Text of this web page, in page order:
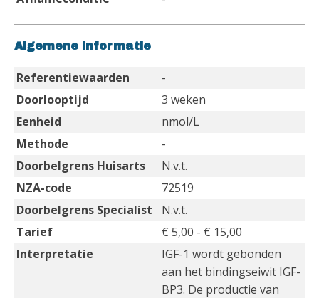
Algemene informatie
Referentiewaarden
-
Doorlooptijd
3 weken
Eenheid
nmol/L
Methode
-
Doorbelgrens Huisarts
N.v.t.
NZA-code
72519
Doorbelgrens Specialist
N.v.t.
Tarief
€ 5,00 - € 15,00
Interpretatie
IGF-1 wordt gebonden
aan het bindingseiwit IGF-
BP3. De productie van